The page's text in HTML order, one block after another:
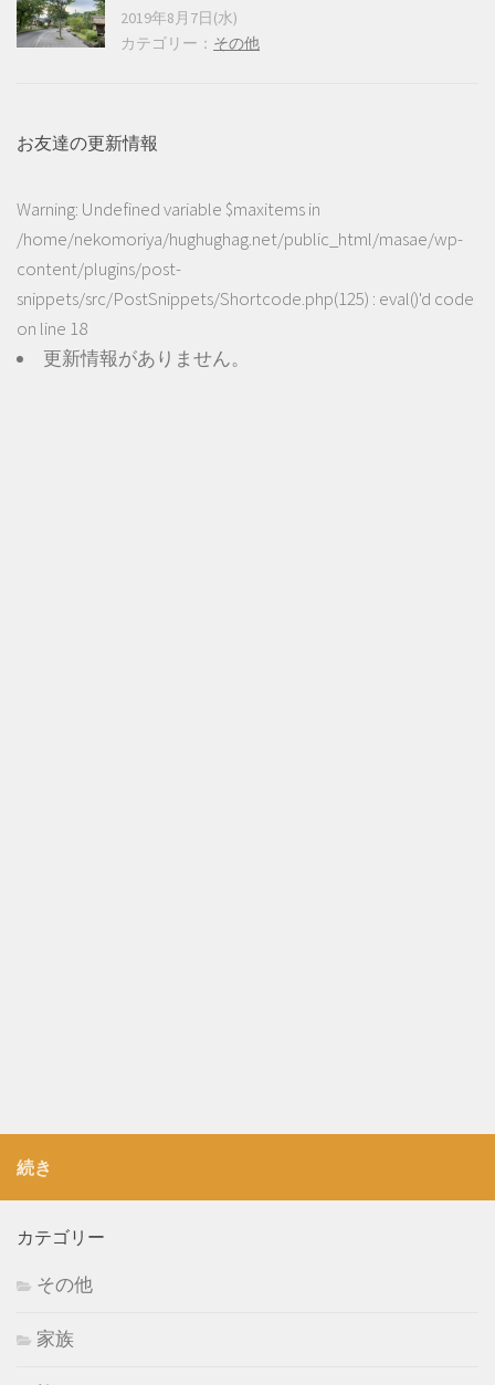
2019年8月7日(水)
カテゴリー： その他
お友達の更新情報
Warning: Undefined variable $maxitems in
/home/nekomoriya/hughughag.net/public_html/masae/wp-
content/plugins/post-
snippets/src/PostSnippets/Shortcode.php(125) : eval()'d code
on line 18
更新情報がありません。
続き
カテゴリー
その他
家族